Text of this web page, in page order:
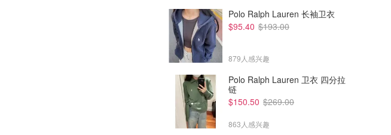
Polo Ralph Lauren 长袖卫衣
$95.40 $193.00
879人感兴趣
Polo Ralph Lauren 卫衣 四分拉
链
$150.50 $269.00
863人感兴趣